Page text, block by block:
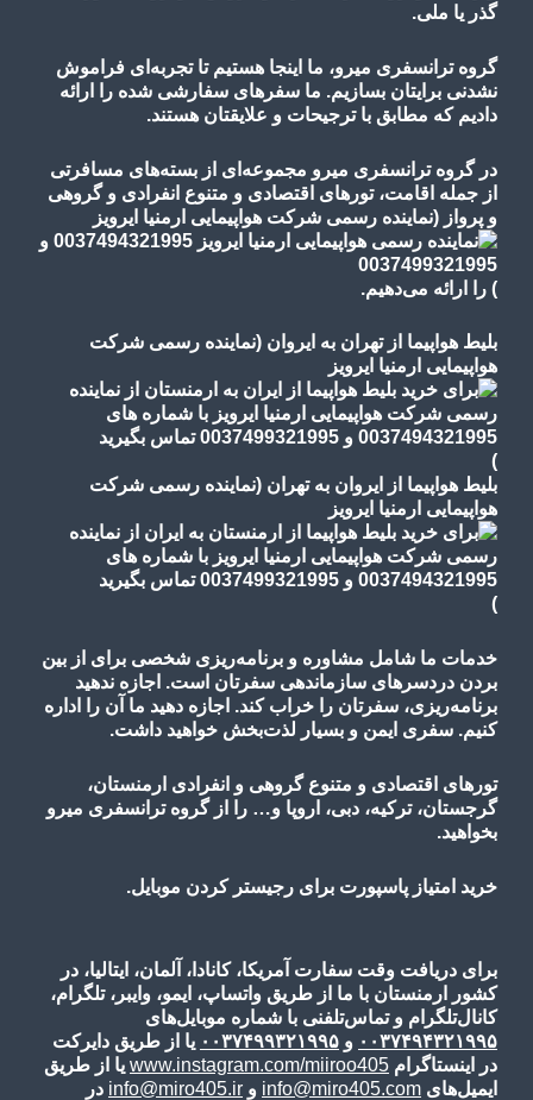
گذر یا ملی.
گروه ترانسفری میرو، ما اینجا هستیم تا تجربه‌ای فراموش
نشدنی برایتان بسازیم. ما سفرهای سفارشی شده را ارائه
دادیم که مطابق با ترجیحات و علایقتان هستند.
در گروه ترانسفری میرو مجموعه‌ای از بسته‌های مسافرتی
از جمله اقامت، تورهای اقتصادی و متنوع انفرادی و گروهی
و پرواز (نماینده رسمی شرکت هواپیمایی ارمنیا ایرویز
) را ارائه می‌دهیم.
بلیط هواپیما از تهران به ایروان (نماینده رسمی شرکت
هواپیمایی ارمنیا ایرویز
)
بلیط هواپیما از ایروان به تهران (نماینده رسمی شرکت
هواپیمایی ارمنیا ایرویز
)
خدمات ما شامل مشاوره و برنامه‌ریزی شخصی برای از بین
بردن دردسرهای سازماندهی سفرتان است. اجازه ندهید
برنامه‌ریزی، سفرتان را خراب کند. اجازه دهید ما آن را اداره
کنیم. سفری ایمن و بسیار لذت‌بخش خواهید داشت.
تورهای اقتصادی و متنوع گروهی و انفرادی ارمنستان،
گرجستان، ترکیه، دبی، اروپا و… را از گروه ترانسفری میرو
بخواهید.
خرید امتیاز پاسپورت برای رجیستر کردن موبایل.
برای دریافت وقت سفارت آمریکا، کانادا، آلمان، ایتالیا، در
کشور ارمنستان با ما از طریق واتساپ، ایمو، وایبر، تلگرام،
کانال‌تلگرام و تماس‌تلفنی با شماره موبایل‌های
۰۰۳۷۴۹۴۳۲۱۹۹۵ و ۰۰۳۷۴۹۹۳۲۱۹۹۵ یا از طریق دایرکت
در اینستاگرام www.instagram.com/miiroo405 یا از طریق
ایمیل‌های info@miro405.com و info@miro405.ir در